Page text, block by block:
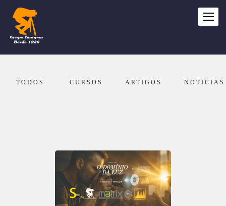
TODOS CURSOS ARTIGOS NOTICIAS